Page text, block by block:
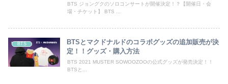
BTS ジョングクのソロコンサートが開催決定！？【開催日・会
場・チケット】 BTS ...
BTS
BTSとマクドナルドのコラボグッズの追加販売が決
定！！グッズ・購入方法
BTS 2021 MUSTER SOWOOZOOの公式グッズが発売決定！！
BTSと...